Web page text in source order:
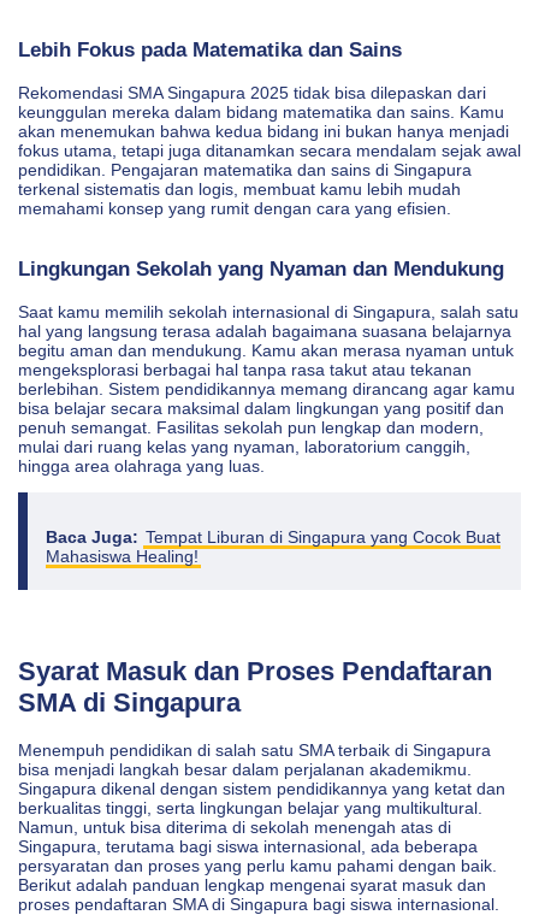
Lebih Fokus pada Matematika dan Sains
Rekomendasi SMA Singapura 2025 tidak bisa dilepaskan dari
keunggulan mereka dalam bidang matematika dan sains. Kamu
akan menemukan bahwa kedua bidang ini bukan hanya menjadi
fokus utama, tetapi juga ditanamkan secara mendalam sejak awal
pendidikan. Pengajaran matematika dan sains di Singapura
terkenal sistematis dan logis, membuat kamu lebih mudah
memahami konsep yang rumit dengan cara yang efisien.
Lingkungan Sekolah yang Nyaman dan Mendukung
Saat kamu memilih sekolah internasional di Singapura, salah satu
hal yang langsung terasa adalah bagaimana suasana belajarnya
begitu aman dan mendukung. Kamu akan merasa nyaman untuk
mengeksplorasi berbagai hal tanpa rasa takut atau tekanan
berlebihan. Sistem pendidikannya memang dirancang agar kamu
bisa belajar secara maksimal dalam lingkungan yang positif dan
penuh semangat. Fasilitas sekolah pun lengkap dan modern,
mulai dari ruang kelas yang nyaman, laboratorium canggih,
hingga area olahraga yang luas.
Baca Juga: Tempat Liburan di Singapura yang Cocok Buat
Mahasiswa Healing!
Syarat Masuk dan Proses Pendaftaran
SMA di Singapura
Menempuh pendidikan di salah satu SMA terbaik di Singapura
bisa menjadi langkah besar dalam perjalanan akademikmu.
Singapura dikenal dengan sistem pendidikannya yang ketat dan
berkualitas tinggi, serta lingkungan belajar yang multikultural.
Namun, untuk bisa diterima di sekolah menengah atas di
Singapura, terutama bagi siswa internasional, ada beberapa
persyaratan dan proses yang perlu kamu pahami dengan baik.
Berikut adalah panduan lengkap mengenai syarat masuk dan
proses pendaftaran SMA di Singapura bagi siswa internasional.